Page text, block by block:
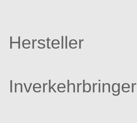
Hersteller
Inverkehrbringer